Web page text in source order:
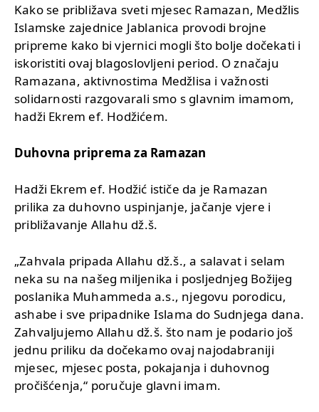
Kako se približava sveti mjesec Ramazan, Medžlis
Islamske zajednice Jablanica provodi brojne
pripreme kako bi vjernici mogli što bolje dočekati i
iskoristiti ovaj blagoslovljeni period. O značaju
Ramazana, aktivnostima Medžlisa i važnosti
solidarnosti razgovarali smo s glavnim imamom,
hadži Ekrem ef. Hodžićem.
Duhovna priprema za Ramazan
Hadži Ekrem ef. Hodžić ističe da je Ramazan
prilika za duhovno uspinjanje, jačanje vjere i
približavanje Allahu dž.š.
„Zahvala pripada Allahu dž.š., a salavat i selam
neka su na našeg miljenika i posljednjeg Božijeg
poslanika Muhammeda a.s., njegovu porodicu,
ashabe i sve pripadnike Islama do Sudnjega dana.
Zahvaljujemo Allahu dž.š. što nam je podario još
jednu priliku da dočekamo ovaj najodabraniji
mjesec, mjesec posta, pokajanja i duhovnog
pročišćenja,“ poručuje glavni imam.